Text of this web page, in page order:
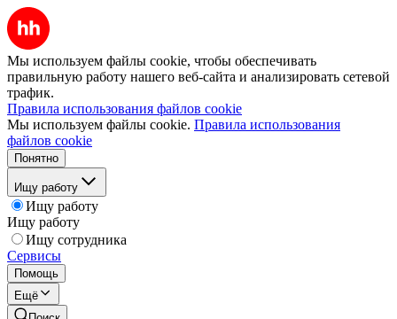
Мы используем файлы cookie, чтобы обеспечивать
правильную работу нашего веб-сайта и анализировать сетевой
трафик.
Правила использования файлов cookie
Мы используем файлы cookie. Правила использования
файлов cookie
Понятно
Ищу работу
Ищу работу
Ищу работу
Ищу сотрудника
Сервисы
Помощь
Ещё